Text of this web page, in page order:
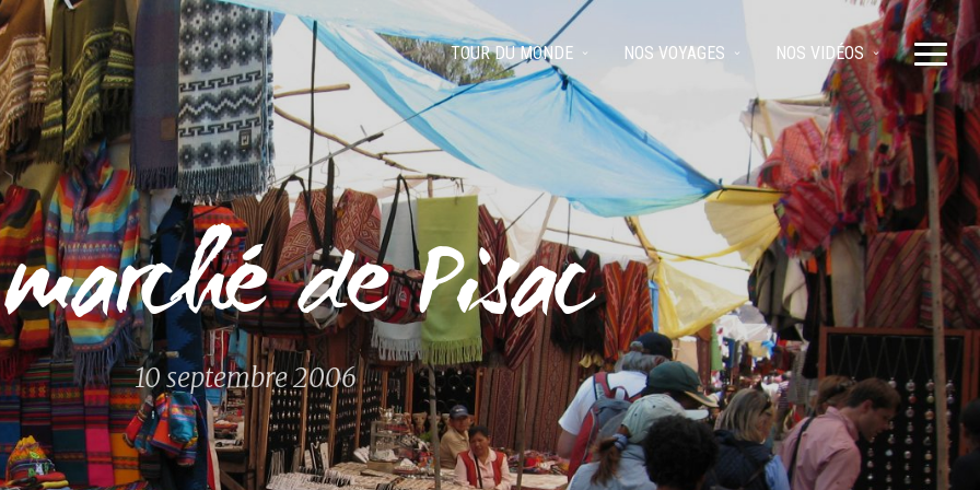
de Pisac
10 septembre 2006
TOUR DU MONDE NOS VOYAGES NOS VIDÉOS